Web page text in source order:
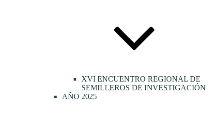
XVI ENCUENTRO REGIONAL DE
SEMILLEROS DE INVESTIGACIÓN
AÑO 2025